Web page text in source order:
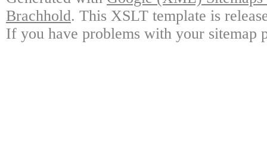
Brachhold. This XSLT template is
If you have problems with your sitemap